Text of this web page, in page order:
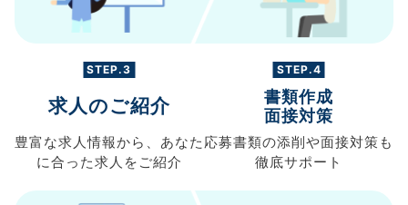
STEP.3
求人のご紹介
豊富な求人情報から、 あなた
に合った求人を ご紹介
STEP.4
書類作成
面接対策
応募書類の添削や面接対策も
徹底サポート